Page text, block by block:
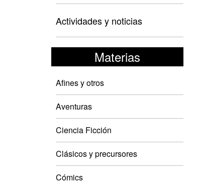
Actividades y noticias
Materias
Afines y otros
Aventuras
Ciencia Ficción
Clásicos y precursores
Cómics